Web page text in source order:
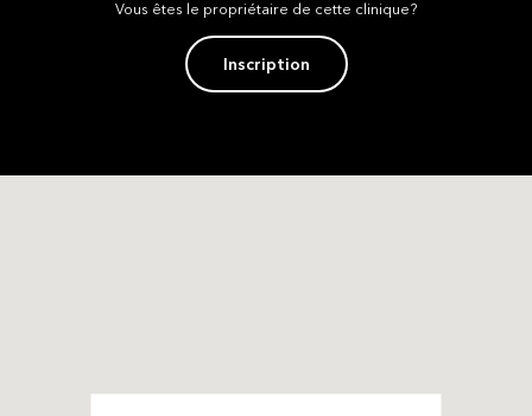
Vous êtes le propriétaire de cette clinique?
Inscription